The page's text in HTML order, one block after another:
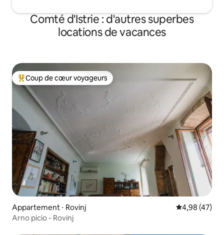
Comté d'Istrie : d'autres superbes
locations de vacances
Coups de cœur voyageurs les plus appréciés
Coup de cœur voyageurs
Appartement ⋅ Rovinj Évaluation
4,98 (47)
Arno picio - Rovinj